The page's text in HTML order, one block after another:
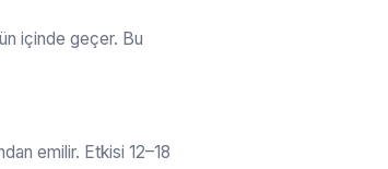
içinde geçer. Bu
emilir. Etkisi 12–18